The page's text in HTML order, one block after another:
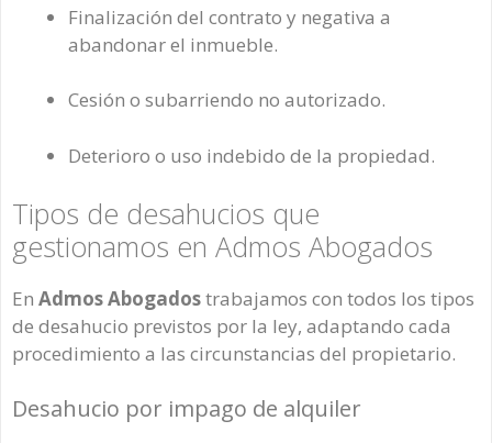
Finalización del contrato y negativa a
abandonar el inmueble.
Cesión o subarriendo no autorizado.
Deterioro o uso indebido de la propiedad.
Tipos de desahucios que
gestionamos en Admos Abogados
En Admos Abogadostrabajamos con todos los tipos
de desahucio previstos por la ley, adaptando cada
procedimiento a las circunstancias del propietario.
Desahucio por impago de alquiler